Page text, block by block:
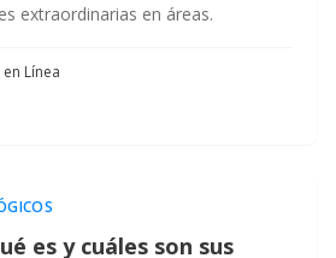
extraordinarias en áreas.
Línea
es y cuáles son sus